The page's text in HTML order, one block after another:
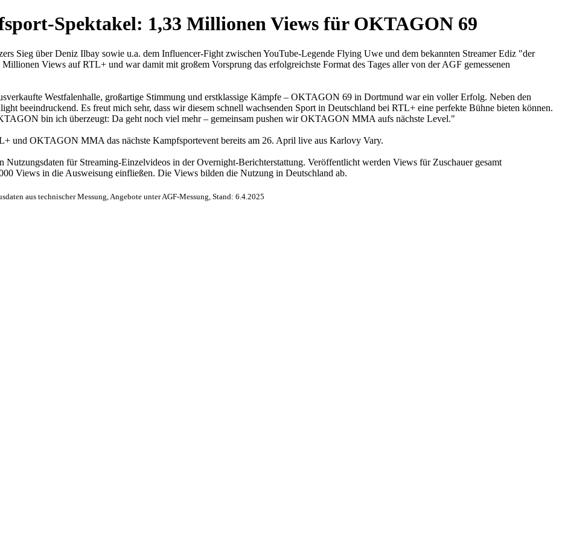
Spektakel: 1,33 Millionen Views für OKTAGON 69
Sieg über Deniz Ilbay sowie u.a. dem Influencer-Fight zwischen YouTube-Legende Flying Uwe und dem bekannten Streamer Ediz "der
Views auf RTL+ und war damit mit großem Vorsprung das erfolgreichste Format des Tages aller von der AGF gemessenen
Westfalenhalle, großartige Stimmung und erstklassige Kämpfe – OKTAGON 69 in Dortmund war ein voller Erfolg. Neben den
beeindruckend. Es freut mich sehr, dass wir diesem schnell wachsenden Sport in Deutschland bei RTL+ eine perfekte Bühne bieten können.
bin ich überzeugt: Da geht noch viel mehr – gemeinsam pushen wir OKTAGON MMA aufs nächste Level."
und OKTAGON MMA das nächste Kampfsportevent bereits am 26. April live aus Karlovy Vary.
für Streaming-Einzelvideos in der Overnight-Berichterstattung. Veröffentlicht werden Views für Zuschauer gesamt
Views in die Ausweisung einfließen. Die Views bilden die Nutzung in Deutschland ab.
aus technischer Messung, Angebote unter AGF-Messung, Stand: 6.4.2025